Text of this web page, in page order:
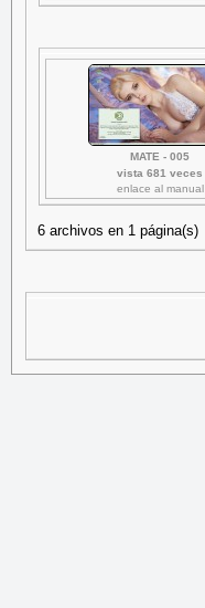
MATE - 005
vista 681 veces
enlace al manual
6 archivos en 1 página(s)